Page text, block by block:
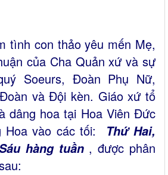
con thảo yêu mến Mẹ,
của Cha Quản xứ và sự
Soeurs, Đoàn Phụ Nữ,
và Đội kèn. Giáo xứ tổ
dâng hoa tại Hoa Viên Đức
Hoa vào các tối:
Thứ Hai,
hàng tuần, được phân